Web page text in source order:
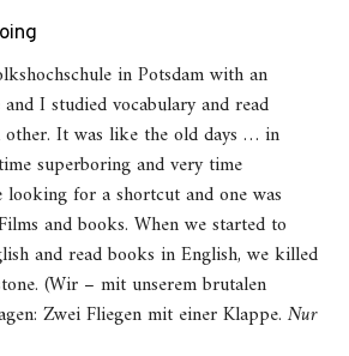
in Potsdam with an
I studied vocabulary and read
other. It was like the old days … in
superboring and very time
looking for a shortcut and one was
and books. When we started to
and read books in English, we killed
(Wir – mit unserem brutalen
Zwei Fliegen mit einer Klappe. Nur